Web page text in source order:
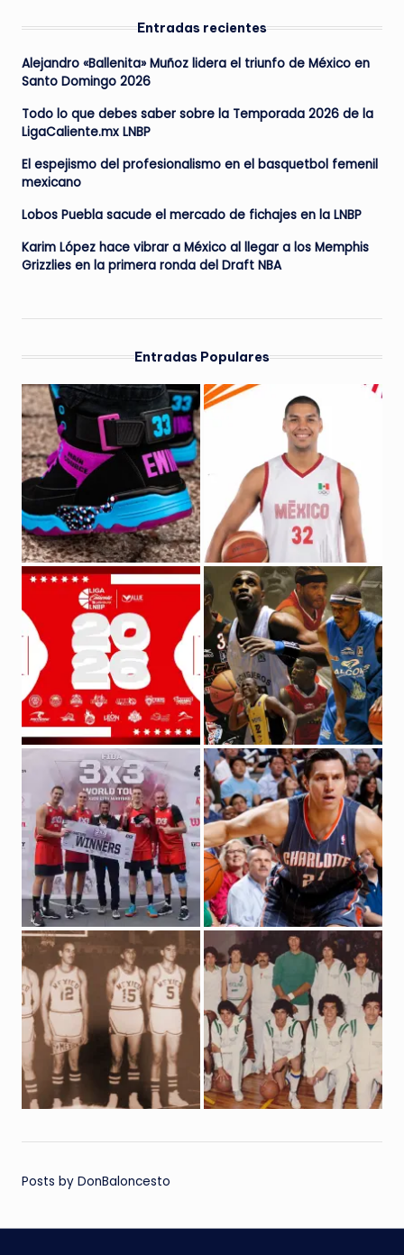
Entradas recientes
Alejandro «Ballenita» Muñoz lidera el triunfo de México en
Santo Domingo 2026
Todo lo que debes saber sobre la Temporada 2026 de la
LigaCaliente.mx LNBP
El espejismo del profesionalismo en el basquetbol femenil
mexicano
Lobos Puebla sacude el mercado de fichajes en la LNBP
Karim López hace vibrar a México al llegar a los Memphis
Grizzlies en la primera ronda del Draft NBA
Entradas Populares
Posts by DonBaloncesto